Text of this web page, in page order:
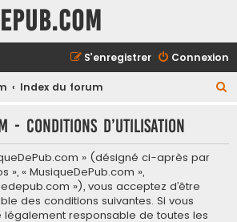
Connexion
S’enregistrer
Index du forum
h
- Conditions d’utilisation
» (désigné ci-après par
», « MusiqueDePub.com »,
»), vous acceptez d’être
des conditions suivantes. Si vous
légalement responsable de toutes les